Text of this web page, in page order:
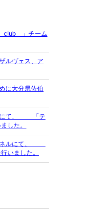
」チーム
ルヴェス、ア
に大分県佐伯
にて、 「テ
した。
ネルにて、
いました。